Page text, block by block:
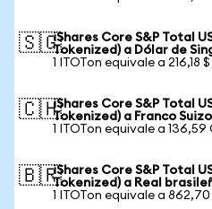
🇸🇬iShares Core S&P Total
Tokenized) a Dólar de
1 ITOTon equivale a 216,18 $
🇨🇭iShares Core S&P Total
Tokenized) a Franco Suizo
1 ITOTon equivale a 136,59
🇧🇷iShares Core S&P Total
Tokenized) a Real
1 ITOTon equivale a 862,70